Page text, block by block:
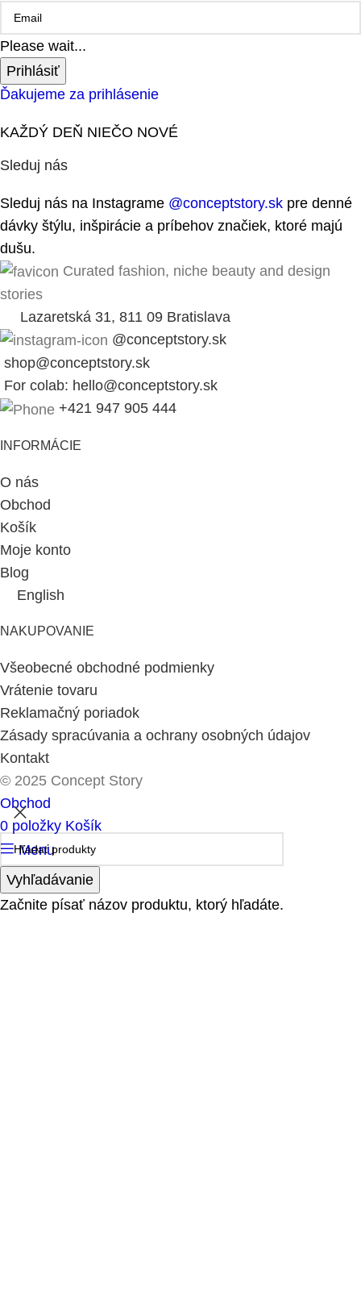
Please wait...
Prihlásiť
Ďakujeme za prihlásenie
KAŽDÝ DEŇ NIEČO NOVÉ
Sleduj nás
Sleduj nás na Instagrame @conceptstory.sk pre denné
dávky štýlu, inšpirácie a príbehov značiek, ktoré majú
dušu.
Curated fashion, niche beauty and design
stories
Lazaretská 31, 811 09 Bratislava
@conceptstory.sk
shop@conceptstory.sk
For colab: hello@conceptstory.sk
+421 947 905 444
INFORMÁCIE
O nás
Obchod
Košík
Moje konto
Blog
English
NAKUPOVANIE
Všeobecné obchodné podmienky
Vrátenie tovaru
Reklamačný poriadok
Zásady spracúvania a ochrany osobných údajov
Kontakt
© 2025 Concept Story
Vyhľadávanie
Začnite písať názov produktu, ktorý hľadáte.
Obchod
0 položky Košík
Menu